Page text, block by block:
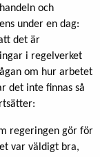
och
under en dag:
det är
i regelverket
om hur arbetet
det inte finnas så
regeringen gör för
var väldigt bra,